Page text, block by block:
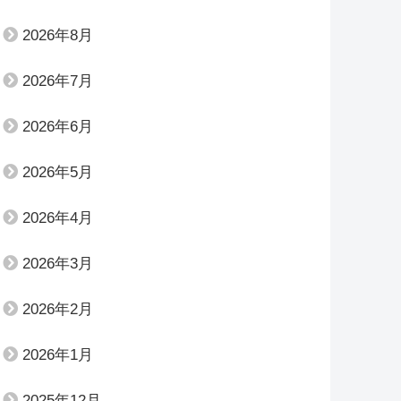
2026年8月
2026年7月
2026年6月
2026年5月
2026年4月
2026年3月
2026年2月
2026年1月